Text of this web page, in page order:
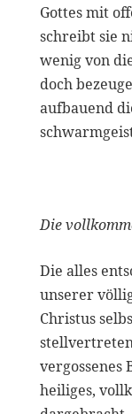
Gottes mit
schreibt sie
wenig von
doch
aufbauend
Die
Die alles
unserer
Christus
vergossenes
heiliges,